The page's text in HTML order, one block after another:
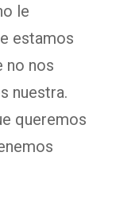
le
estamos
no nos
nuestra.
queremos